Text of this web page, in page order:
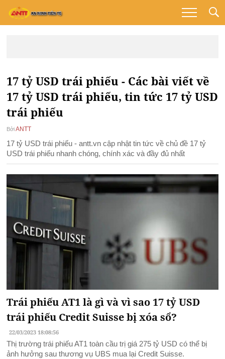
17 tỷ USD trái phiếu - Các bài viết về
17 tỷ USD trái phiếu, tin tức 17 tỷ USD
trái phiếu
Bởi ANTT
17 tỷ USD trái phiếu - antt.vn cập nhật tin tức về chủ đề 17 tỷ
USD trái phiếu nhanh chóng, chính xác và đầy đủ nhất
Trái phiếu AT1 là gì và vì sao 17 tỷ USD
trái phiếu Credit Suisse bị xóa sổ?
22/03/2023 18:08:56
Thị trường trái phiếu AT1 toàn cầu trị giá 275 tỷ USD có thể bị
ảnh hưởng sau thương vụ UBS mua lại Credit Suisse.